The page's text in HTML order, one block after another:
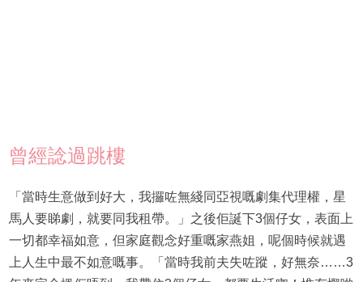
曾經諗過跳樓
「當時生意做到好大，我攞咗無綫同亞視嘅劇集代理權，星
馬人要睇劇，就要同我租帶。」之後佢誕下3個仔女，表面上
一切都幸福如意，但家庭觀念好重嘅家燕姐，呢個時候就遇
上人生中最不如意嘅事。「當時我前夫失咗蹤，好無奈……3